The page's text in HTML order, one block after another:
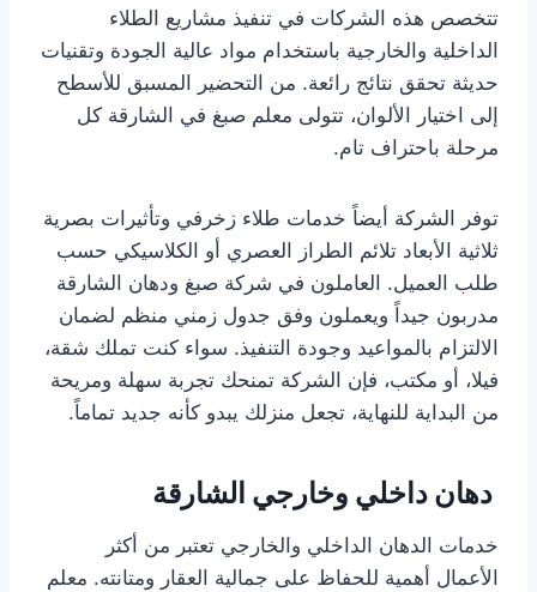
تتخصص هذه الشركات في تنفيذ مشاريع الطلاء
الداخلية والخارجية باستخدام مواد عالية الجودة وتقنيات
حديثة تحقق نتائج رائعة. من التحضير المسبق للأسطح
إلى اختيار الألوان، تتولى معلم صبغ في الشارقة كل
مرحلة باحتراف تام.
توفر الشركة أيضاً خدمات طلاء زخرفي وتأثيرات بصرية
ثلاثية الأبعاد تلائم الطراز العصري أو الكلاسيكي حسب
طلب العميل. العاملون في شركة صبغ ودهان الشارقة
مدربون جيداً ويعملون وفق جدول زمني منظم لضمان
الالتزام بالمواعيد وجودة التنفيذ. سواء كنت تملك شقة،
فيلا، أو مكتب، فإن الشركة تمنحك تجربة سهلة ومريحة
من البداية للنهاية، تجعل منزلك يبدو كأنه جديد تماماً.
دهان داخلي وخارجي الشارقة
خدمات الدهان الداخلي والخارجي تعتبر من أكثر
الأعمال أهمية للحفاظ على جمالية العقار ومتانته. معلم